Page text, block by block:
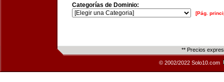
Categorías de Dominio:
[Pág.
** Precios
© 2002/2022 Solo10.com